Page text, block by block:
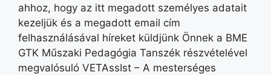
ahhoz, hogy az itt megadott személyes adatait
kezeljük és a megadott email cím
felhasználásával híreket küldjünk Önnek a BME
GTK Műszaki Pedagógia Tanszék részvételével
megvalósuló VETAssIst – A mesterséges